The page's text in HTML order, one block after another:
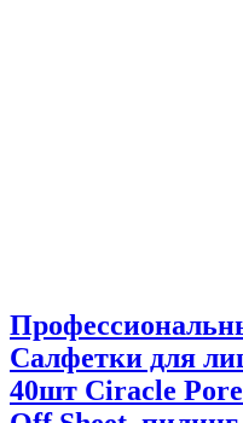
Салфетки для
40шт Ciracle